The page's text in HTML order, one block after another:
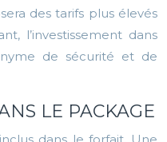
des tarifs plus élevés
l’investissement dans
de sécurité et de
LE PACKAGE
dans le forfait. Une